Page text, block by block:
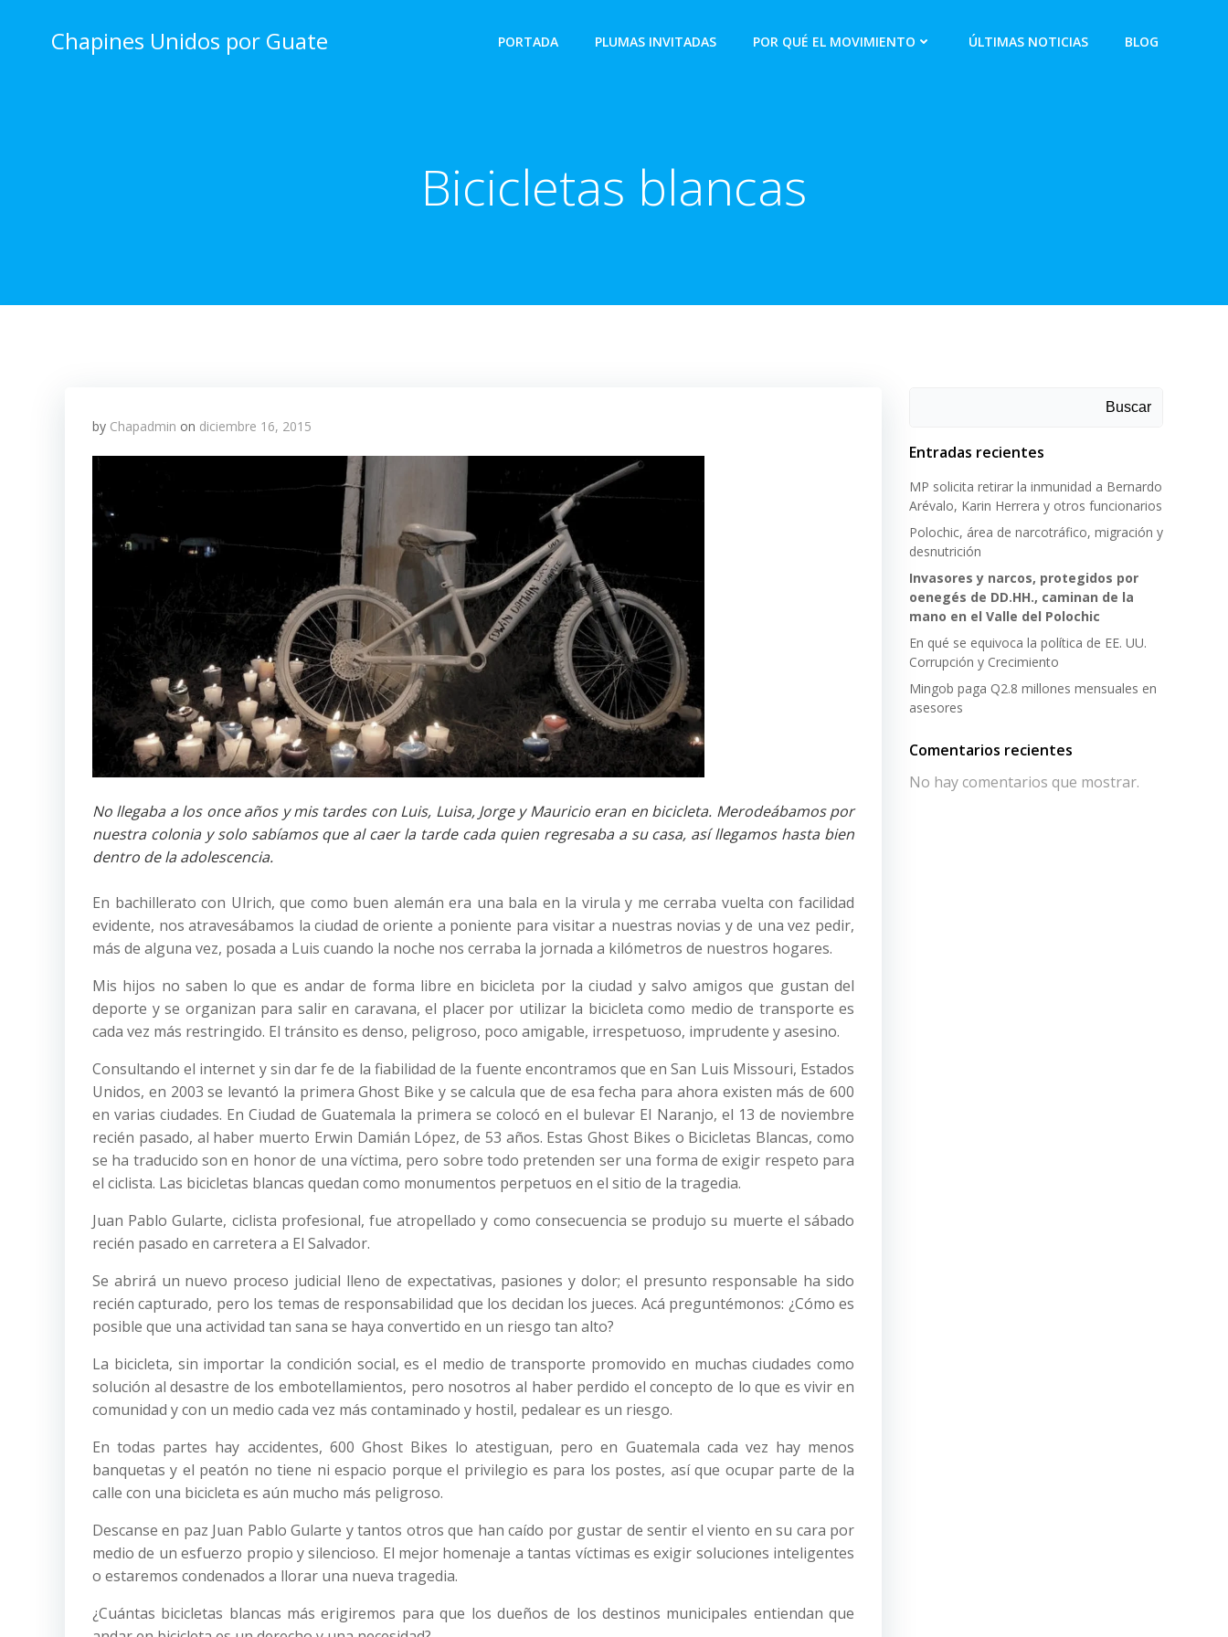
Chapines Unidos por Guate PORTADA PLUMAS INVITADAS POR QUÉ EL MOVIMIENTO ÚLTIMAS NOTICIAS BLOG
Bicicletas blancas
by Chapadmin on diciembre 16, 2015
No llegaba a los once años y mis tardes con Luis, Luisa, Jorge y Mauricio eran en bicicleta. Merodeábamos por
nuestra colonia y solo sabíamos que al caer la tarde cada quien regresaba a su casa, así llegamos hasta bien
dentro de la adolescencia.
En bachillerato con Ulrich, que como buen alemán era una bala en la virula y me cerraba vuelta con facilidad
evidente, nos atravesábamos la ciudad de oriente a poniente para visitar a nuestras novias y de una vez pedir,
más de alguna vez, posada a Luis cuando la noche nos cerraba la jornada a kilómetros de nuestros hogares.
Mis hijos no saben lo que es andar de forma libre en bicicleta por la ciudad y salvo amigos que gustan del
deporte y se organizan para salir en caravana, el placer por utilizar la bicicleta como medio de transporte es
cada vez más restringido. El tránsito es denso, peligroso, poco amigable, irrespetuoso, imprudente y asesino.
Consultando el internet y sin dar fe de la fiabilidad de la fuente encontramos que en San Luis Missouri, Estados
Unidos, en 2003 se levantó la primera Ghost Bike y se calcula que de esa fecha para ahora existen más de 600
en varias ciudades. En Ciudad de Guatemala la primera se colocó en el bulevar El Naranjo, el 13 de noviembre
recién pasado, al haber muerto Erwin Damián López, de 53 años. Estas Ghost Bikes o Bicicletas Blancas, como
se ha traducido son en honor de una víctima, pero sobre todo pretenden ser una forma de exigir respeto para
el ciclista. Las bicicletas blancas quedan como monumentos perpetuos en el sitio de la tragedia.
Juan Pablo Gularte, ciclista profesional, fue atropellado y como consecuencia se produjo su muerte el sábado
recién pasado en carretera a El Salvador.
Se abrirá un nuevo proceso judicial lleno de expectativas, pasiones y dolor; el presunto responsable ha sido
recién capturado, pero los temas de responsabilidad que los decidan los jueces. Acá preguntémonos: ¿Cómo es
posible que una actividad tan sana se haya convertido en un riesgo tan alto?
La bicicleta, sin importar la condición social, es el medio de transporte promovido en muchas ciudades como
solución al desastre de los embotellamientos, pero nosotros al haber perdido el concepto de lo que es vivir en
comunidad y con un medio cada vez más contaminado y hostil, pedalear es un riesgo.
En todas partes hay accidentes, 600 Ghost Bikes lo atestiguan, pero en Guatemala cada vez hay menos
banquetas y el peatón no tiene ni espacio porque el privilegio es para los postes, así que ocupar parte de la
calle con una bicicleta es aún mucho más peligroso.
Descanse en paz Juan Pablo Gularte y tantos otros que han caído por gustar de sentir el viento en su cara por
medio de un esfuerzo propio y silencioso. El mejor homenaje a tantas víctimas es exigir soluciones inteligentes
o estaremos condenados a llorar una nueva tragedia.
¿Cuántas bicicletas blancas más erigiremos para que los dueños de los destinos municipales entiendan que
Buscar
Entradas recientes
MP solicita retirar la inmunidad a Bernardo
Arévalo, Karin Herrera y otros funcionarios
Polochic, área de narcotráfico, migración y
desnutrición
Invasores y narcos, protegidos por
oenegés de DD.HH., caminan de la
mano en el Valle del Polochic
En qué se equivoca la política de EE. UU.
Corrupción y Crecimiento
Mingob paga Q2.8 millones mensuales en
asesores
Comentarios recientes
No hay comentarios que mostrar.